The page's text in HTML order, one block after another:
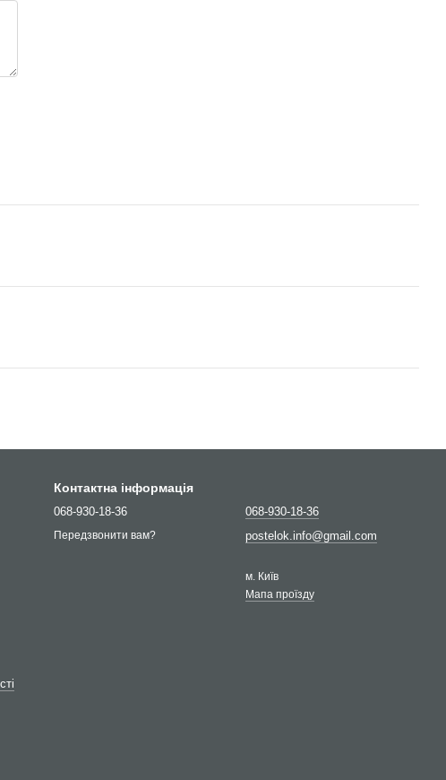
Контактна інформація
068-930-18-36
Передзвонити вам?
068-930-18-36
postelok.info@gmail.com
м. Київ
Мапа проїзду